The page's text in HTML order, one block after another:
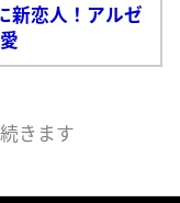
新恋人！アルゼ
きます